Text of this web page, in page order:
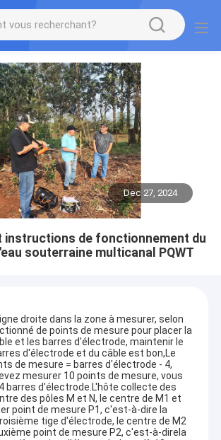
Dec 27, 2024
instructions de fonctionnement du
souterraine multicanal PQWT
droite dans la zone à mesurer, selon
de points de mesure pour placer la
et les barres d'électrode, maintenir le
d'électrode et du câble est bon,Le
de mesure = barres d'électrode - 4,
mesurer 10 points de mesure, vous
barres d'électrode.L'hôte collecte des
des pôles M et N, le centre de M1 et
point de mesure P1, c'est-à-dire la
tige d'électrode, le centre de M2
point de mesure P2, c'est-à-direla